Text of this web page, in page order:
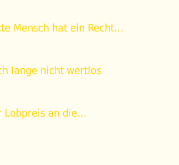
Mensch hat ein Recht…
lange nicht wertlos
Lobpreis an die…